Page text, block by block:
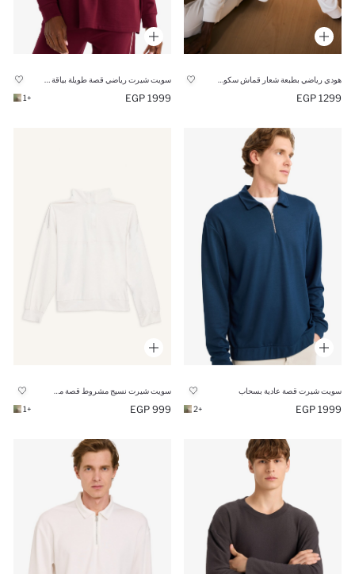
1299 EGP
1999 EGP
+1
سويت شيرت قصة عادية بسحاب
1999 EGP
+2
999 EGP
+1